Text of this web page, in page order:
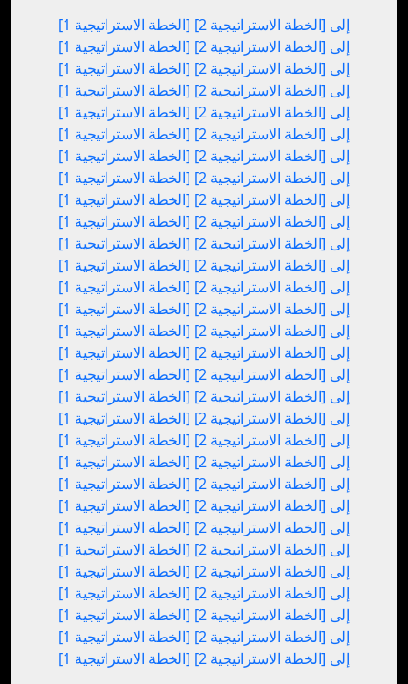
[الخطة الاستراتيجية 1] إلى [الخطة الاستراتيجية 2]
[الخطة الاستراتيجية 1] إلى [الخطة الاستراتيجية 2]
[الخطة الاستراتيجية 1] إلى [الخطة الاستراتيجية 2]
[الخطة الاستراتيجية 1] إلى [الخطة الاستراتيجية 2]
[الخطة الاستراتيجية 1] إلى [الخطة الاستراتيجية 2]
[الخطة الاستراتيجية 1] إلى [الخطة الاستراتيجية 2]
[الخطة الاستراتيجية 1] إلى [الخطة الاستراتيجية 2]
[الخطة الاستراتيجية 1] إلى [الخطة الاستراتيجية 2]
[الخطة الاستراتيجية 1] إلى [الخطة الاستراتيجية 2]
[الخطة الاستراتيجية 1] إلى [الخطة الاستراتيجية 2]
[الخطة الاستراتيجية 1] إلى [الخطة الاستراتيجية 2]
[الخطة الاستراتيجية 1] إلى [الخطة الاستراتيجية 2]
[الخطة الاستراتيجية 1] إلى [الخطة الاستراتيجية 2]
[الخطة الاستراتيجية 1] إلى [الخطة الاستراتيجية 2]
[الخطة الاستراتيجية 1] إلى [الخطة الاستراتيجية 2]
[الخطة الاستراتيجية 1] إلى [الخطة الاستراتيجية 2]
[الخطة الاستراتيجية 1] إلى [الخطة الاستراتيجية 2]
[الخطة الاستراتيجية 1] إلى [الخطة الاستراتيجية 2]
[الخطة الاستراتيجية 1] إلى [الخطة الاستراتيجية 2]
[الخطة الاستراتيجية 1] إلى [الخطة الاستراتيجية 2]
[الخطة الاستراتيجية 1] إلى [الخطة الاستراتيجية 2]
[الخطة الاستراتيجية 1] إلى [الخطة الاستراتيجية 2]
[الخطة الاستراتيجية 1] إلى [الخطة الاستراتيجية 2]
[الخطة الاستراتيجية 1] إلى [الخطة الاستراتيجية 2]
[الخطة الاستراتيجية 1] إلى [الخطة الاستراتيجية 2]
[الخطة الاستراتيجية 1] إلى [الخطة الاستراتيجية 2]
[الخطة الاستراتيجية 1] إلى [الخطة الاستراتيجية 2]
[الخطة الاستراتيجية 1] إلى [الخطة الاستراتيجية 2]
[الخطة الاستراتيجية 1] إلى [الخطة الاستراتيجية 2]
[الخطة الاستراتيجية 1] إلى [الخطة الاستراتيجية 2]